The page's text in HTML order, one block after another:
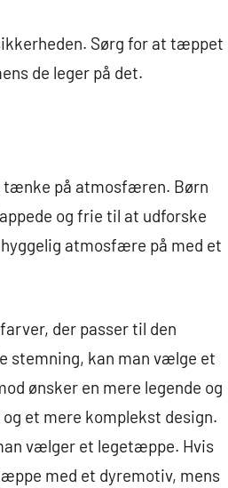
Sørg for at tæppet
de leger på det.
tænke på atmosfæren. Børn
og frie til at udforske
atmosfære på med et
der passer til den
stemning, kan man vælge et
ønsker en mere legende og
et mere komplekst design.
vælger et legetæppe. Hvis
med et dyremotiv, mens